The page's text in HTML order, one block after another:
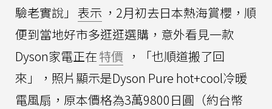
驗老實說」 表示 ，2月初去日本熱海賞櫻，順
便到當地好市多逛逛選購，意外看見一款
Dyson家電正在特價 ，「也順道搬了回
來」，照片顯示是Dyson Pure hot+cool冷暖
電風扇，原本價格為3萬9800日圓（約台幣